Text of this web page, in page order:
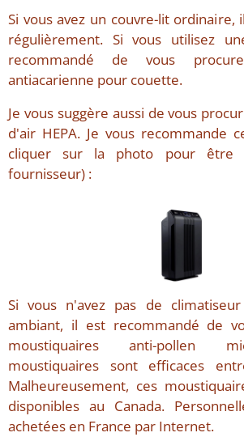
Si vous avez un couvre-lit
régulièrement. Si vous utilisez
recommandé de vous
antiacarienne pour couette.
Je vous suggère aussi de vous
d'air HEPA. Je vous recommande
cliquer sur la photo pour être
fournisseur) :
Si vous n'avez pas de
ambiant, il est recommandé de
moustiquaires anti-pollen
moustiquaires sont efficaces
Malheureusement, ces
disponibles au Canada.
achetées en France par Internet.